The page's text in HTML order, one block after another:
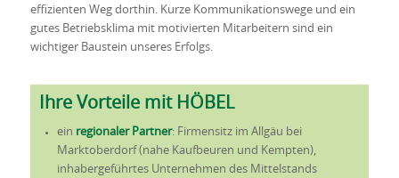
effizienten Weg dorthin. Kurze Kommunikationswege und ein
gutes Betriebsklima mit motivierten Mitarbeitern sind ein
wichtiger Baustein unseres Erfolgs.
Ihre Vorteile mit HÖBEL
ein regionaler Partner: Firmensitz im Allgäu bei
Marktoberdorf (nahe Kaufbeuren und Kempten),
inhabergeführtes Unternehmen des Mittelstands